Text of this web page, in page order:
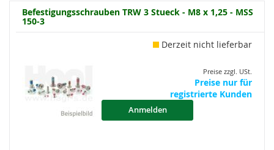
Befestigungsschrauben TRW 3 Stueck - M8 x 1,25 - MSS
150-3
Derzeit nicht lieferbar
Preise zzgl. USt.
Preise nur für
registrierte Kunden
Anmelden